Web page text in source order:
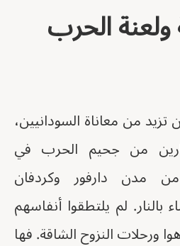
ولعنة الحرب
تزيد من معاناة السودانيين،
من جحيم الحرب في
من مدن دارفور وكردفان
لم يلتطقوا أنفاسهم
ورحلات النزوح الشاقة. فها